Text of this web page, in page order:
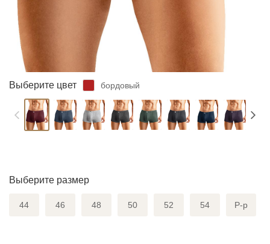
Выберите цвет бордовый
Выберите размер
44 46 48 50 52 54 Р-р